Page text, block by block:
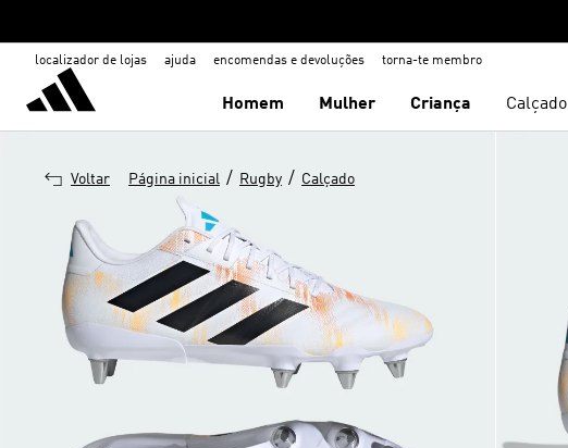
localizador de lojas ajuda encomendas e devoluções torna-te membro
Homem Mulher Criança Calçado
Voltar Página inicial / Rugby / Calçado